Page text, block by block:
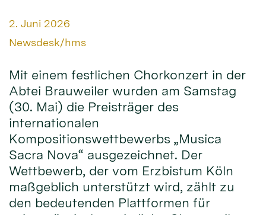
Datum:
2. Juni 2026
Von:
Newsdesk/hms
Mit einem festlichen Chorkonzert in der
Abtei Brauweiler wurden am Samstag
(30. Mai) die Preisträger des
internationalen
Kompositionswettbewerbs „Musica
Sacra Nova“ ausgezeichnet. Der
Wettbewerb, der vom Erzbistum Köln
maßgeblich unterstützt wird, zählt zu
den bedeutenden Plattformen für